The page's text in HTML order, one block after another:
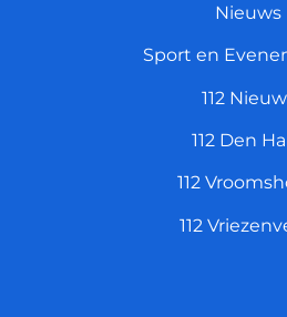
Nieuws
Sport en
112
112 Den
112
112